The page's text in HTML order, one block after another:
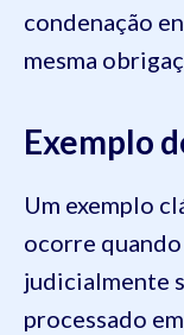
condenação
mesma
Exemplo
Um exemplo
ocorre
judicialmente
processado